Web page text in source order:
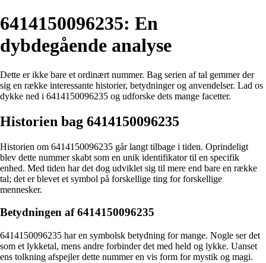
6414150096235: En
dybdegående analyse
Dette er ikke bare et ordinært nummer. Bag serien af tal gemmer der
sig en række interessante historier, betydninger og anvendelser. Lad os
dykke ned i 6414150096235 og udforske dets mange facetter.
Historien bag 6414150096235
Historien om 6414150096235 går langt tilbage i tiden. Oprindeligt
blev dette nummer skabt som en unik identifikator til en specifik
enhed. Med tiden har det dog udviklet sig til mere end bare en række
tal; det er blevet et symbol på forskellige ting for forskellige
mennesker.
Betydningen af 6414150096235
6414150096235 har en symbolsk betydning for mange. Nogle ser det
som et lykketal, mens andre forbinder det med held og lykke. Uanset
ens tolkning afspejler dette nummer en vis form for mystik og magi.